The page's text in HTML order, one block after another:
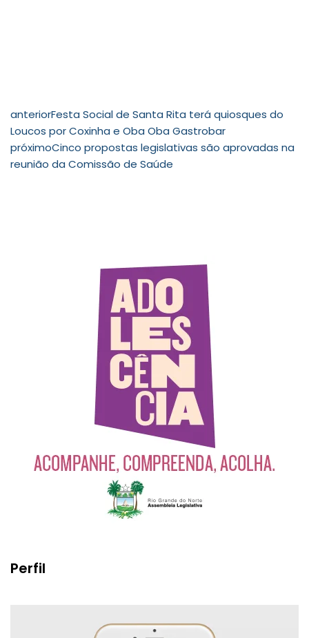
anteriorFesta Social de Santa Rita terá quiosques do
Loucos por Coxinha e Oba Oba Gastrobar
próximoCinco propostas legislativas são aprovadas na
reunião da Comissão de Saúde
Perfil